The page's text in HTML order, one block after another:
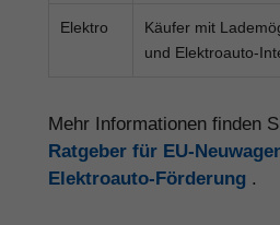
Elektro
Käufer mit
und Elektroauto-
Mehr Informationen finden
Ratgeber für EU-
Elektroauto-Förderung .